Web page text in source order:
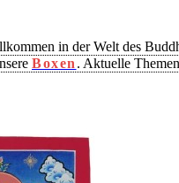
in der Welt des
Boxen . Aktuelle